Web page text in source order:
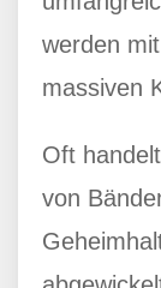
werden
massiven
Oft
von